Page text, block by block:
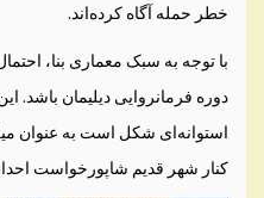
خطر حمله آگاه کرده‌اند.
با توجه به سبک معماری بنا،
دوره فرمانروایی دیلیمان باشد.
استوانه‌ای شکل است به عنوان
کنار شهر قدیم شاپورخواست